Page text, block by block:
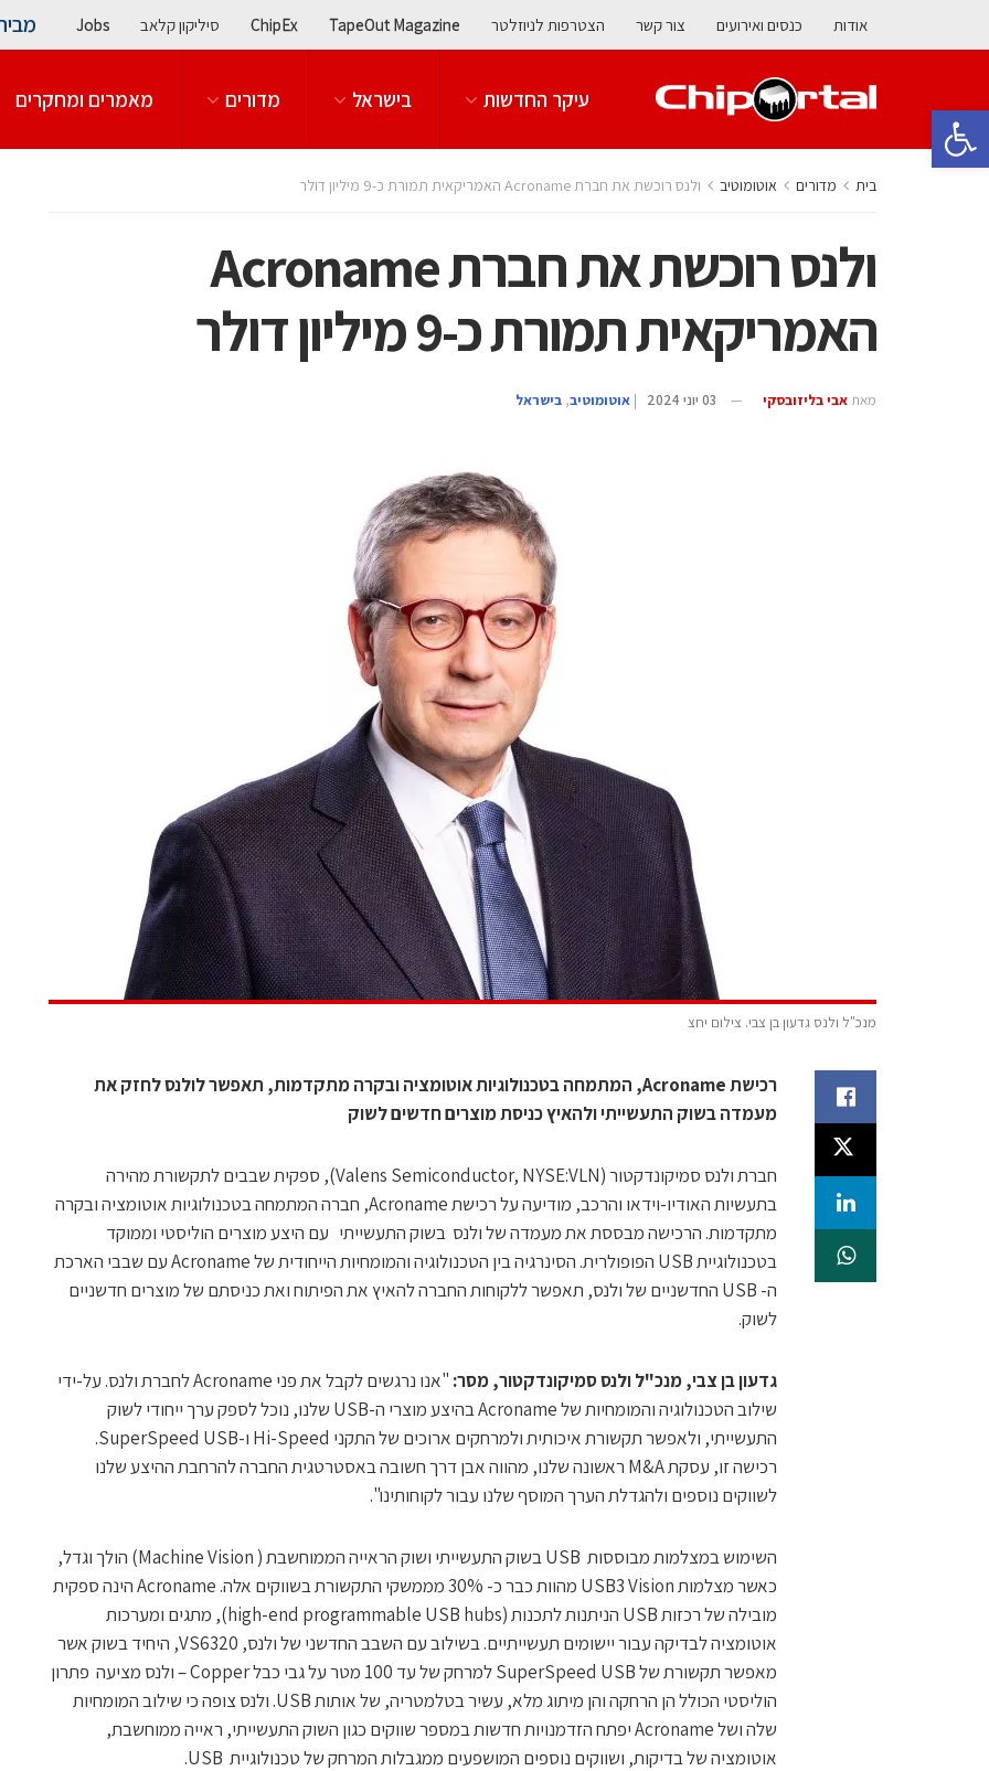
פתח סרגל נגישות
אודות כנסים ואירועים צור קשר הצטרפות לניוזלטר TapeOut Magazine
ChipEx סיליקון קלאב Jobs
עיקר החדשות בישראל מדורים מאמרים ומחקרים
בית מדורים אוטומוטיב ולנס רוכשת את חברת Acroname האמריקאית תמורת כ-9 מיליון דולר
ולנס רוכשת את חברת Acroname
האמריקאית תמורת כ-9 מיליון דולר
מאת אבי בליזובסקי 03 יוני 2024 | אוטומוטיב, בישראל
מנכ"ל ולנס גדעון בן צבי. צילום יחצ
רכישת Acroname, המתמחה בטכנולוגיות אוטומציה ובקרה מתקדמות, תאפשר לולנס לחזק את
מעמדה בשוק התעשייתי ולהאיץ כניסת מוצרים חדשים לשוק
חברת ולנס סמיקונדקטור (Valens Semiconductor, NYSE:VLN), ספקית שבבים לתקשורת מהירה
בתעשיות האודיו-וידאו והרכב, מודיעה על רכישת Acroname, חברה המתמחה בטכנולוגיות אוטומציה ובקרה
מתקדמות. הרכישה מבססת את מעמדה של ולנס בשוק התעשייתי עם היצע מוצרים הוליסטי וממוקד
בטכנולוגיית USB הפופולרית. הסינרגיה בין הטכנולוגיה והמומחיות הייחודית של Acroname עם שבבי הארכת
ה- USB החדשניים של ולנס, תאפשר ללקוחות החברה להאיץ את הפיתוח ואת כניסתם של מוצרים חדשניים
לשוק.
גדעון בן צבי, מנכ"ל ולנס סמיקונדקטור, מסר:
"אנו נרגשים לקבל את פני Acroname לחברת ולנס. על-ידי
שילוב הטכנולוגיה והמומחיות של Acroname בהיצע מוצרי ה-USB שלנו, נוכל לספק ערך ייחודי לשוק
התעשייתי, ולאפשר תקשורת איכותית ולמרחקים ארוכים של התקני Hi-Speed ​​ו-SuperSpeed ​​USB.
רכישה זו, עסקת M&A ראשונה שלנו, מהווה אבן דרך חשובה באסטרטגית החברה להרחבת ההיצע שלנו
לשווקים נוספים ולהגדלת הערך המוסף שלנו עבור לקוחותינו".
השימוש במצלמות מבוססות USB בשוק התעשייתי ושוק הראייה הממוחשבת ( Machine Vision) הולך וגדל,
כאשר מצלמות USB3 Vision מהוות כבר כ- 30% מממשקי התקשורת בשווקים אלה. Acroname הינה ספקית
מובילה של רכזות USB הניתנות לתכנות (high-end programmable USB hubs), מתגים ומערכות
אוטומציה לבדיקה עבור יישומים תעשייתיים. בשילוב עם השבב החדשני של ולנס, VS6320, היחיד בשוק אשר
מאפשר תקשורת של SuperSpeed ​​USB למרחק של עד 100 מטר על גבי כבל Copper – ולנס מציעה פתרון
הוליסטי הכולל הן הרחקה והן מיתוג מלא, עשיר בטלמטריה, של אותות USB. ולנס צופה כי שילוב המומחיות
שלה ושל Acroname יפתח הזדמנויות חדשות במספר שווקים כגון השוק התעשייתי, ראייה ממוחשבת,
אוטומציה של בדיקות, ושווקים נוספים המושפעים ממגבלות המרחק של טכנולוגיית USB.